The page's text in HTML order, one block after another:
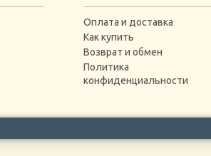
Оплата и доставка
Как купить
Возврат и обмен
Политика
конфиденциальности